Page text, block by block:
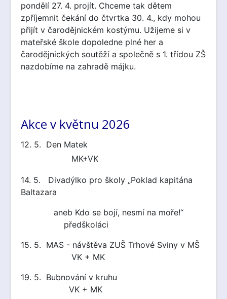
pondělí 27. 4. projít. Chceme tak dětem
zpříjemnit čekání do čtvrtka 30. 4., kdy mohou
přijít v čarodějnickém kostýmu. Užijeme si v
mateřské škole dopoledne plné her a
čarodějnických soutěží a společně s 1. třídou ZŠ
nazdobíme na zahradě májku.
Akce v květnu 2026
12. 5. Den Matek
MK+VK
14. 5. Divadýlko pro školy „Poklad kapitána
Baltazara
aneb Kdo se bojí, nesmí na moře!“
předškoláci
15. 5. MAS - návštěva ZUŠ Trhové Sviny v MŠ
VK + MK
19. 5. Bubnování v kruhu
VK + MK